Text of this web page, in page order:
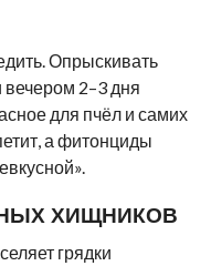
Опрыскивать
вечером 2–3 дня
для пчёл и самих
а фитонциды
ХИЩНИКОВ
грядки